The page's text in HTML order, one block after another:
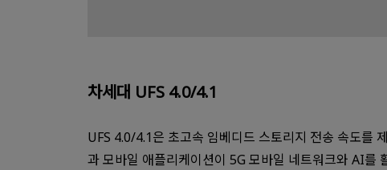
차세대 UFS 4.0/4.1
UFS 4.0/4.1은 초고속 임베디드 스토리지 전송 속도를
과 모바일 애플리케이션이 5G 모바일 네트워크와 AI를